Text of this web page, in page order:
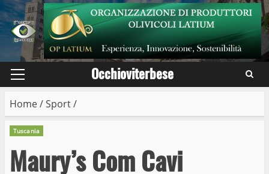
Skip
to
content
Primary
Occhioviterbese
Home/Sport/
Tuscania
Maury’s Com Cavi